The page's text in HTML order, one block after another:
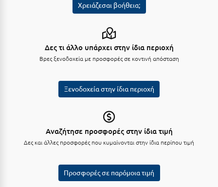
Λακόπετρα Αχαΐας
Χρειάζεσαι βοήθεια;
Δες τι άλλο υπάρχει στην ίδια περιοχή
Βρες ξενοδοχεία με προσφορές σε κοντινή απόσταση
Ξενοδοχεία στην ίδια περιοχή
Αναζήτησε προσφορές στην ίδια τιμή
Δες και άλλες προσφορές που κυμαίνονται στην ίδια περίπου τιμή
Προσφορές σε παρόμοια τιμή